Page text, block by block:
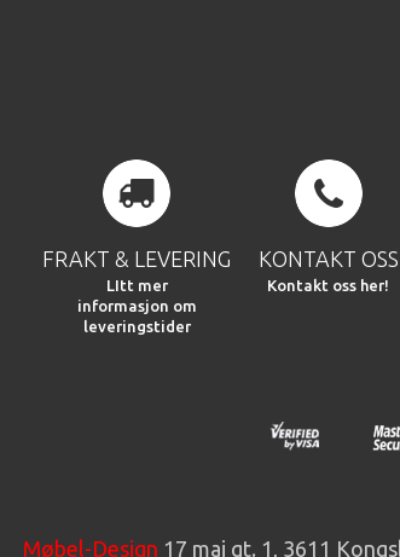
FRAKT & LEVERING
LItt mer
informasjon om
leveringstider
KONTAKT OSS
Kontakt oss her!
Møbel-Design 17 mai gt. 1, 3611